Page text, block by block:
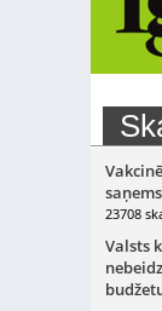
23708
Valsts